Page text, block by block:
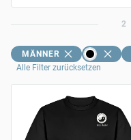
2
MÄNNER
Alle Filter zurücksetzen